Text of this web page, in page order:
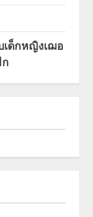
ด็กหญิงเฌอ